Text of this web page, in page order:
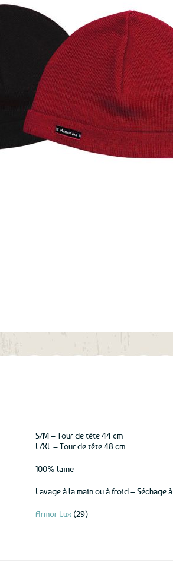
S/M – Tour de tête 44 cm
L/XL – Tour de tête 48 cm
100% laine
Lavage à la main ou à froid – Séchage
Armor Lux (29)